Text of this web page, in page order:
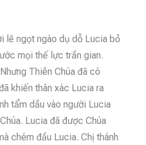
lẽ ngọt ngào dụ dỗ Lucia bỏ
mọi thế lực trần gian.
Thiên Chúa đã có
khiến thân xác Lucia ra
tẩm dầu vào người Lucia
Lucia đã được Chúa
chém đầu Lucia. Chị thánh